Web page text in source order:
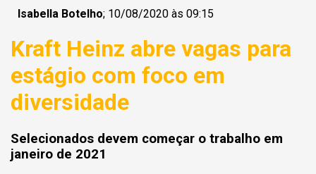
Isabella Botelho; 10/08/2020 às 09:15
Kraft Heinz abre vagas para
estágio com foco em
diversidade
Selecionados devem começar o trabalho em
janeiro de 2021